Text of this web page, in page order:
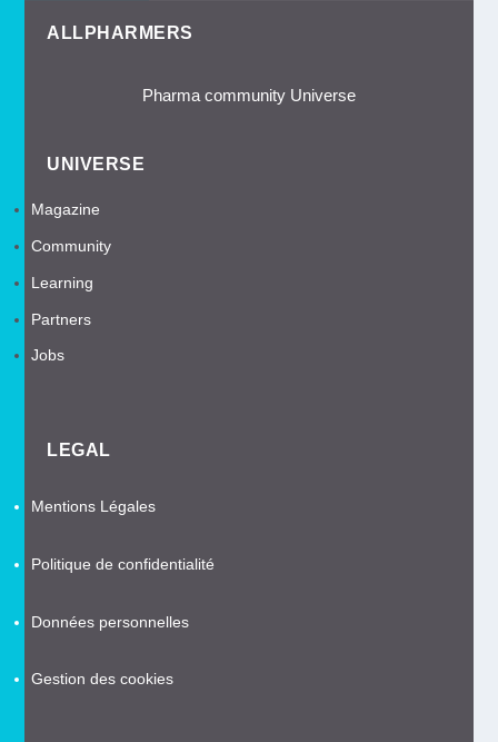
ALLPHARMERS
Pharma community Universe
UNIVERSE
Magazine
Community
Learning
Partners
Jobs
LEGAL
Mentions Légales
Politique de confidentialité
Données personnelles
Gestion des cookies